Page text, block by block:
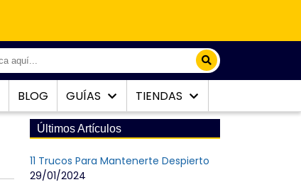
BLOG GUÍAS TIENDAS
Últimos Artículos
11 Trucos Para Mantenerte Despierto
29/01/2024